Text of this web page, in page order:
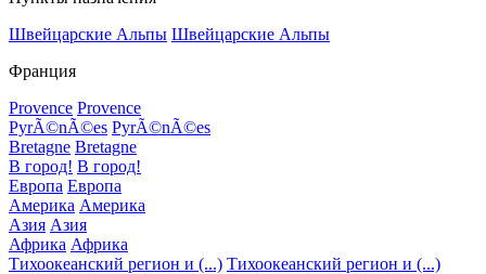
Швейцарские Альпы Швейцарские Альпы
Франция
Provence Provence
PyrÃ©nÃ©es PyrÃ©nÃ©es
Bretagne Bretagne
В город! В город!
Европа Европа
Америка Америка
Азия Азия
Африка Африка
Тихоокеанский регион и (...) Тихоокеанский регион и (...)